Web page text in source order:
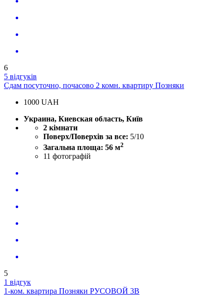
6
5 відгуків
Сдам посуточно, почасово 2 комн. квартиру Позняки
1000 UAH
Украина, Киевская область, Київ
2 кімнати
Поверх/Поверхів за все: 5/10
Загальна площа: 56 м2
11 фотографій
5
1 відгук
1-ком. квартира Позняки РУСОВОЙ 3В